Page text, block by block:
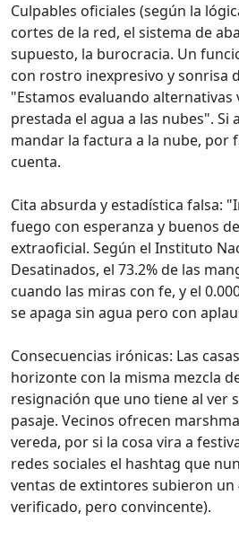
Culpables oficiales (según la
cortes de la red, el sistema de
supuesto, la burocracia. Un
con rostro inexpresivo y sonrisa
"Estamos evaluando
prestada el agua a las nubes". Si
mandar la factura a la nube, por
cuenta.
Cita absurda y estadística falsa:
fuego con esperanza y buenos
extraoficial. Según el Instituto
Desatinados, el 73.2% de las
cuando las miras con fe, y el
se apaga sin agua pero con
Consecuencias irónicas: Las
horizonte con la misma mezcla
resignación que uno tiene al ver
pasaje. Vecinos ofrecen
vereda, por si la cosa vira a
redes sociales el hashtag que
ventas de extintores subieron un
verificado, pero convincente).